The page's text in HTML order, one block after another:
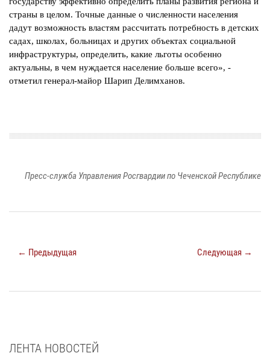
страны в целом. Точные данные о численности населения
дадут возможность властям рассчитать потребность в детских
садах, школах, больницах и других объектах социальной
инфраструктуры, определить, какие льготы особенно
актуальны, в чем нуждается население больше всего», -
отметил генерал-майор Шарип Делимханов.
Пресс-служба Управления Росгвардии по Чеченской Республике
← Предыдущая Следующая →
ЛЕНТА НОВОСТЕЙ